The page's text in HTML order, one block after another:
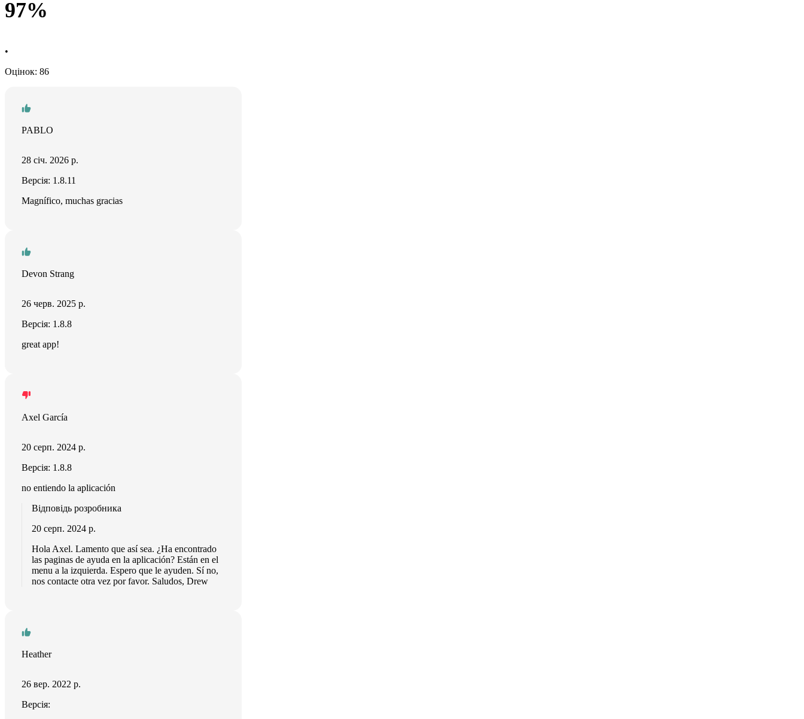
97%
•
Оцінок: 86
PABLO
28 січ. 2026 р.
Версія: 1.8.11
Magnífico, muchas gracias
Devon Strang
26 черв. 2025 р.
Версія: 1.8.8
great app!
Axel García
20 серп. 2024 р.
Версія: 1.8.8
no entiendo la aplicación
Відповідь розробника
20 серп. 2024 р.
Hola Axel. Lamento que así sea. ¿Ha encontrado
las paginas de ayuda en la aplicación? Están en el
menu a la izquierda. Espero que le ayuden. Sí no,
nos contacte otra vez por favor. Saludos, Drew
Heather
26 вер. 2022 р.
Версія: